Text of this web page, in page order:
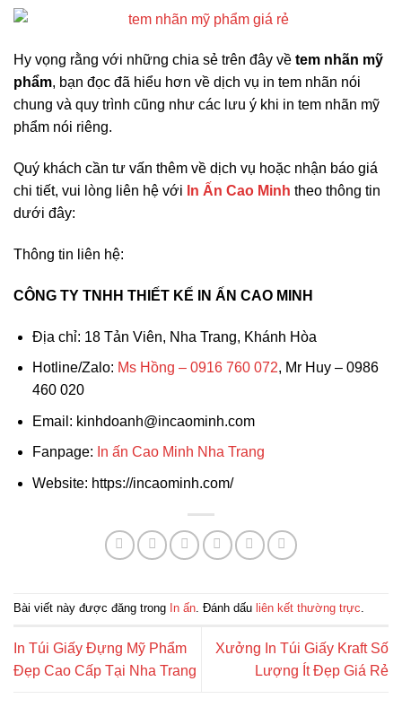
Hy vọng rằng với những chia sẻ trên đây về tem nhãn mỹ
phẩm, bạn đọc đã hiểu hơn về dịch vụ in tem nhãn nói
chung và quy trình cũng như các lưu ý khi in tem nhãn mỹ
phẩm nói riêng.
Quý khách cần tư vấn thêm về dịch vụ hoặc nhận báo giá
chi tiết, vui lòng liên hệ với In Ấn Cao Minh theo thông tin
dưới đây:
Thông tin liên hệ:
CÔNG TY TNHH THIẾT KẾ IN ẤN CAO MINH
Địa chỉ: 18 Tản Viên, Nha Trang, Khánh Hòa
Hotline/Zalo: Ms Hồng – 0916 760 072, Mr Huy – 0986
460 020
Email: kinhdoanh@incaominh.com
Fanpage: In ấn Cao Minh Nha Trang
Website: https://incaominh.com/
Bài viết này được đăng trong In ấn. Đánh dấu liên kết thường trực.
In Túi Giấy Đựng Mỹ Phẩm
Đẹp Cao Cấp Tại Nha Trang
Xưởng In Túi Giấy Kraft Số
Lượng Ít Đẹp Giá Rẻ